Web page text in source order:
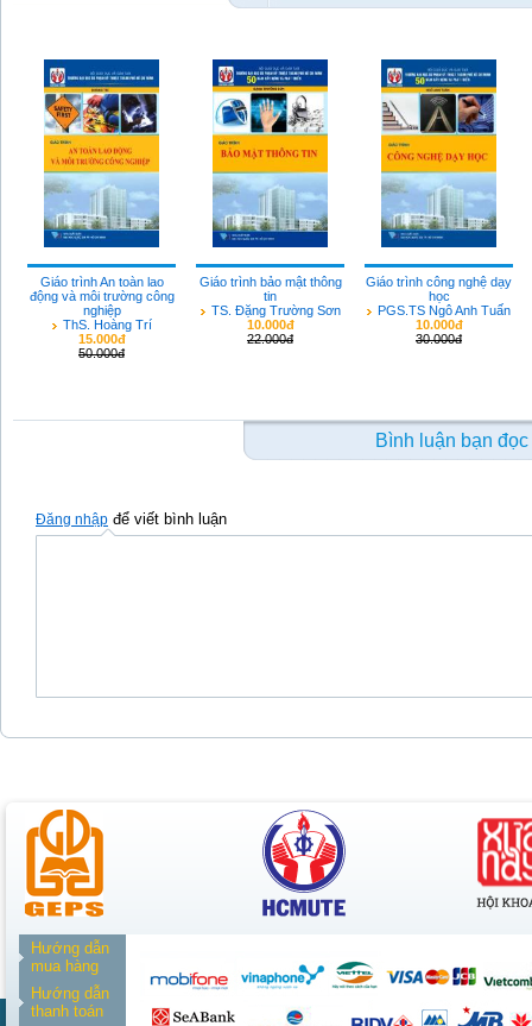
Giáo trình An toàn lao
động và môi trường công
nghiệp
ThS. Hoàng Trí
15.000đ
50.000đ
Giáo trình bảo mật thông
tin
TS. Đặng Trường Sơn
10.000đ
22.000đ
Giáo trình công nghệ dạy
học
PGS.TS Ngô Anh Tuấn
10.000đ
30.000đ
Bình luận bạn đọc
Đăng nhập để viết bình luận
Hướng dẫn
mua hàng
Hướng dẫn
thanh toán